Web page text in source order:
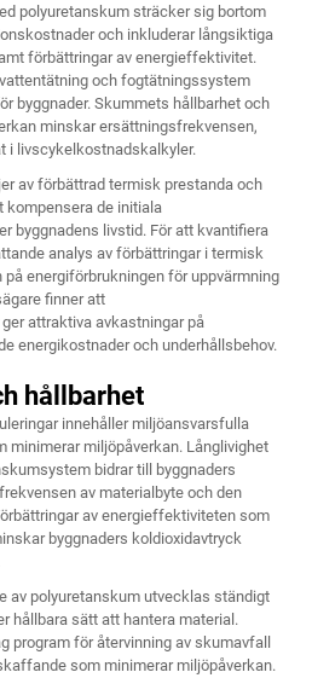
polyuretanskum sträcker sig bortom
och inkluderar långsiktiga
förbättringar av energieffektivitet.
och fogtätningssystem
byggnader. Skummets hållbarhet och
minskar ersättningsfrekvensen,
i livscykelkostnadskalkyler.
av förbättrad termisk prestanda och
kompensera de initiala
byggnadens livstid. För att kvantifiera
analys av förbättringar i termisk
energiförbrukningen för uppvärmning
finner att
attraktiva avkastningar på
energikostnader och underhållsbehov.
hållbarhet
innehåller miljöansvarsfulla
minimerar miljöpåverkan. Långlivighet
bidrar till byggnaders
av materialbyte och den
av energieffektiviteten som
byggnaders koldioxidavtryck
av polyuretanskum utvecklas ständigt
hållbara sätt att hantera material.
program för återvinning av skumavfall
som minimerar miljöpåverkan.